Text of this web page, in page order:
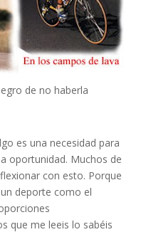
de no haberla
es una necesidad para
oportunidad. Muchos de
con esto. Porque
deporte como el
que me leeis lo sabéis